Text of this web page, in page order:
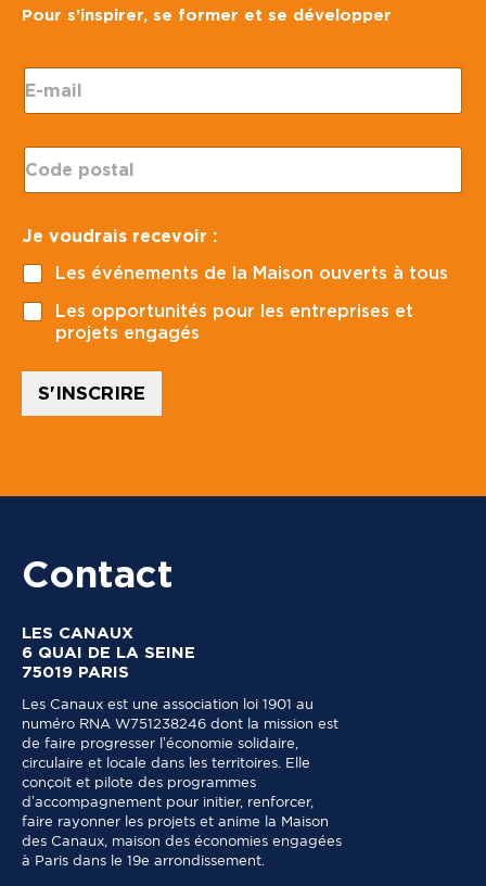
Pour s’inspirer, se former et se développer
E
-
m
l
*
C
o
d
p
o
s
t
a
o
u
d
r
a
e
Je voudrais recevoir :
Les événements de la Maison ouverts à tous
Les opportunités pour les entreprises et
projets engagés
S'INSCRIRE
Contact
LES CANAUX
6 QUAI DE LA SEINE
75019 PARIS
Les Canaux est une association loi 1901 au
numéro RNA W751238246 dont la mission est
de faire progresser l’économie solidaire,
circulaire et locale dans les territoires. Elle
conçoit et pilote des programmes
d’accompagnement pour initier, renforcer,
faire rayonner les projets et anime la Maison
des Canaux, maison des économies engagées
à Paris dans le 19e arrondissement.